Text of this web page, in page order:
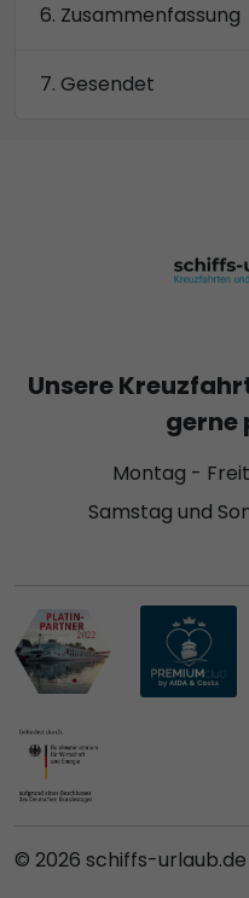
Zusammenfassung
Gesendet
Unsere
gerne
Montag -
Samstag und
© 2026 schiffs-urlaub.de